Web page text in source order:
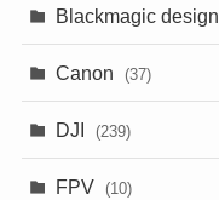
Blackmagic design
Canon (37)
DJI (239)
FPV (10)